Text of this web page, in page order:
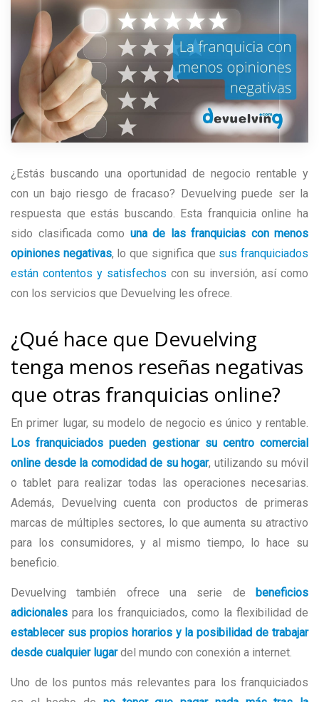
¿Estás buscando una oportunidad de negocio rentable y
con un bajo riesgo de fracaso? Devuelving puede ser la
respuesta que estás buscando. Esta franquicia online ha
sido clasificada como una de las franquicias con menos
opiniones negativas, lo que significa que sus franquiciados
están contentos y satisfechos con su inversión, así como
con los servicios que Devuelving les ofrece.
¿Qué hace que Devuelving
tenga menos reseñas negativas
que otras franquicias online?
En primer lugar, su modelo de negocio es único y rentable.
Los franquiciados pueden gestionar su centro comercial
online desde la comodidad de su hogar, utilizando su móvil
o tablet para realizar todas las operaciones necesarias.
Además, Devuelving cuenta con productos de primeras
marcas de múltiples sectores, lo que aumenta su atractivo
para los consumidores, y al mismo tiempo, lo hace su
beneficio.
Devuelving también ofrece una serie de beneficios
adicionales para los franquiciados, como la flexibilidad de
establecer sus propios horarios y laposibilidad de trabajar
desde cualquier lugardel mundo con conexión a internet.
Uno de los puntos más relevantes para los franquiciados